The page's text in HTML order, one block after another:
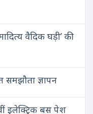
वैदिक घड़ी’ की
समझौता ज्ञापन
इलेक्ट्रिक बस पेश